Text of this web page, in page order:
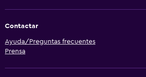
Contactar
Ayuda/Preguntas frecuentes
Prensa